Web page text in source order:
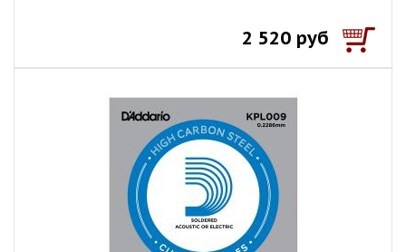
2 520 руб